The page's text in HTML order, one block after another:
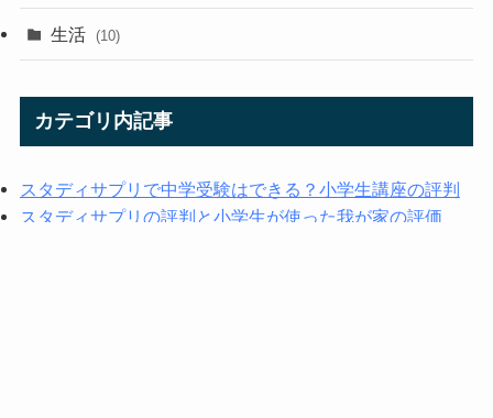
生活 (10)
カテゴリ内記事
スタディサプリで中学受験はできる？小学生講座の評判
スタディサプリの評判と小学生が使った我が家の評価